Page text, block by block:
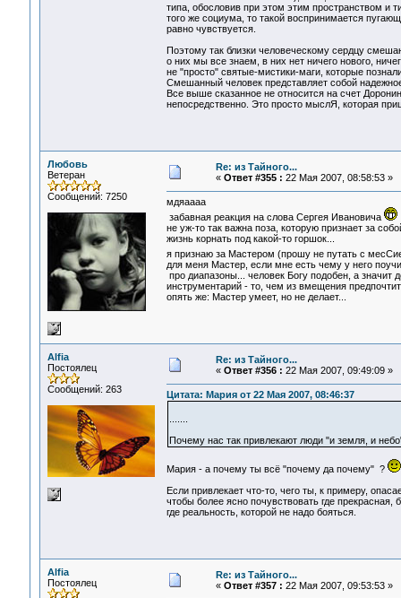
типа, обословив при этом этим пространством и
того же социума, то такой воспринимается
равно чувствуется.
Поэтому так близки человеческому сердцу
о них мы все знаем, в них нет ничего нового,
не "просто" святые-мистики-маги, которые
Смешанный человек представляет собой
Все выше сказанное не относится на счет
непосредственно. Это просто мыслЯ, которая
Любовь
Ветеран
Сообщений: 7250
Re: из Тайного...
« Ответ #355 : 22 Мая 2007, 08:58:53 »
мдяаааа
забавная реакция на слова Сергея Ивановича
не уж-то так важна поза, которую признает за
жизнь корнать под какой-то горшок...
я признаю за Мастером (прошу не путать с
для меня Мастер, если мне есть чему у него
про диапазоны... человек Богу подобен, а
инструментарий - то, чем из вмещения
опять же: Мастер умеет, но не делает...
Alfia
Постоялец
Сообщений: 263
Re: из Тайного...
« Ответ #356 : 22 Мая 2007, 09:49:09 »
Цитата: Мария от 22 Мая 2007, 08:46:37
Почему нас так привлекают люди "и земля, и
Мария - а почему ты всё "почему да почему" ?
Если привлекает что-то, чего ты, к примеру,
чтобы более ясно почувствовать где
где реальность, которой не надо бояться.
Alfia
Постоялец
Re: из Тайного...
« Ответ #357 : 22 Мая 2007, 09:53:53 »